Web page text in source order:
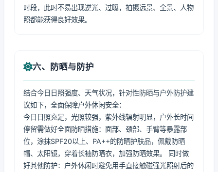
时段，此时不易出现逆光、过曝，拍摄远景、全景、人物
照都能获得良好效果。
六、防晒与防护
结合今日日照强度、天气状况，针对性防晒与户外防护建
议如下，全面保障户外休闲安全：
今日日照充足，光照较强，紫外线辐射明显，户外长时间
停留需做好全面防晒措施：面部、颈部、手臂等暴露部
位，涂抹SPF20以上、PA++的防晒护肤品，佩戴防晒
帽、太阳镜，穿着长袖防晒衣，加强防晒效果。 同时做
好其他防护：户外休闲时避免用手直接触碰强光照射后的